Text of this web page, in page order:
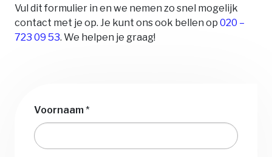
Vul dit formulier in en we nemen zo snel mogelijk
contact met je op. Je kunt ons ook bellen op 020 –
723 09 53. We helpen je graag!
Voornaam*